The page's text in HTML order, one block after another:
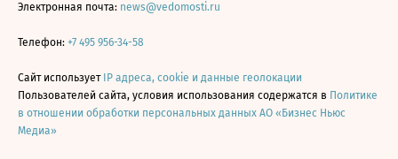
Электронная почта: news@vedomosti.ru
Телефон: +7 495 956-34-58
Сайт использует IP адреса, cookie и данные геолокации
Пользователей сайта, условия использования содержатся в Политике
в отношении обработки персональных данных АО «Бизнес Ньюс
Медиа»